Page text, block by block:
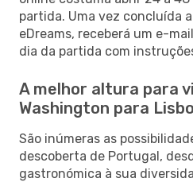
partida. Uma vez concluída
eDreams, receberá um e-
dia da partida com
A melhor altura para
Washington para
São inúmeras as
descoberta de Portugal,
gastronómica à sua